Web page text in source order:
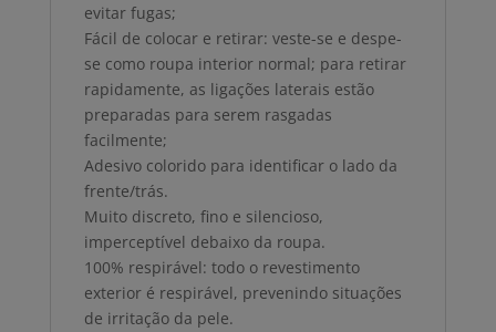
evitar fugas;
Fácil de colocar e retirar: veste-se e despe-
se como roupa interior normal; para retirar
rapidamente, as ligações laterais estão
preparadas para serem rasgadas
facilmente;
Adesivo colorido para identificar o lado da
frente/trás.
Muito discreto, fino e silencioso,
imperceptível debaixo da roupa.
100% respirável: todo o revestimento
exterior é respirável, prevenindo situações
de irritação da pele.